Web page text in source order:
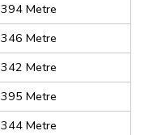
394 Metre
346 Metre
342 Metre
395 Metre
344 Metre